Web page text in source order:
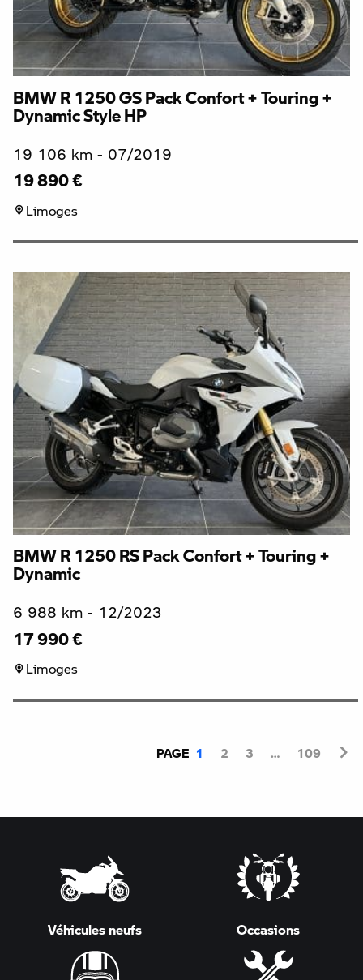
BMW R 1250 GS Pack Confort + Touring +
Dynamic Style HP
19 106 km - 07/2019
19 890 €
Limoges
BMW R 1250 RS Pack Confort + Touring +
Dynamic
6 988 km - 12/2023
17 990 €
Limoges
PAGE 1 2 3 … 109
Véhicules neufs Occasions